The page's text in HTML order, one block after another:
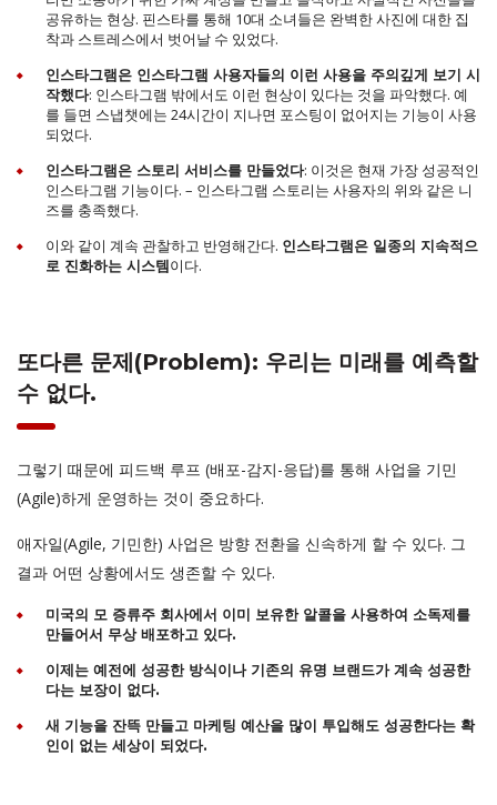
공유하는 현상. 핀스타를 통해 10대 소녀들은 완벽한 사진에 대한 집
착과 스트레스에서 벗어날 수 있었다.
인스타그램은 인스타그램 사용자들의 이런 사용을 주의깊게 보기 시
작했다: 인스타그램 밖에서도 이런 현상이 있다는 것을 파악했다. 예
를 들면 스냅챗에는 24시간이 지나면 포스팅이 없어지는 기능이 사용
되었다.
인스타그램은 스토리 서비스를 만들었다: 이것은 현재 가장 성공적인
인스타그램 기능이다. – 인스타그램 스토리는 사용자의 위와 같은 니
즈를 충족했다.
이와 같이 계속 관찰하고 반영해간다. 인스타그램은 일종의 지속적으
로 진화하는 시스템이다.
또다른 문제(Problem): 우리는 미래를 예측할
수 없다.
그렇기 때문에 피드백 루프 (배포-감지-응답)를 통해 사업을 기민
(Agile)하게 운영하는 것이 중요하다.
애자일(Agile, 기민한) 사업은 방향 전환을 신속하게 할 수 있다. 그
결과 어떤 상황에서도 생존할 수 있다.
미국의 모 증류주 회사에서 이미 보유한 알콜을 사용하여 소독제를
만들어서 무상 배포하고 있다.
이제는 예전에 성공한 방식이나 기존의 유명 브랜드가 계속 성공한
다는 보장이 없다.
새 기능을 잔뜩 만들고 마케팅 예산을 많이 투입해도 성공한다는 확
인이 없는 세상이 되었다.